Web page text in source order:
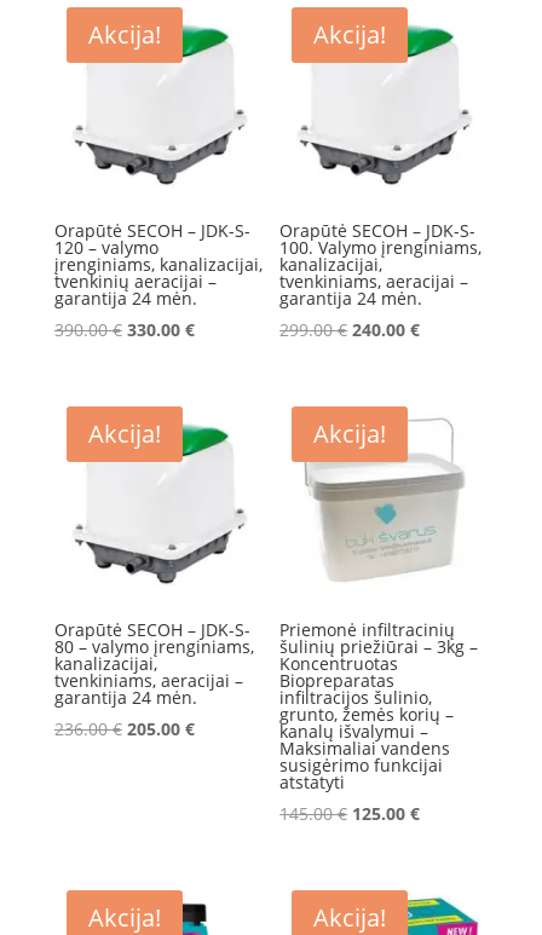
28.00 €.21.99 €.
Akcija!
Orapūtė SECOH – JDK-S-
120 – valymo
įrenginiams, kanalizacijai,
tvenkinių aeracijai –
garantija 24 mėn.
390.00€ Original
390.00 €.
330.00 €Current
Akcija!
Orapūtė SECOH – JDK-S-
100. Valymo įrenginiams,
kanalizacijai,
tvenkiniams, aeracijai –
garantija 24 mėn.
299.00€ Original
299.00 €.
240.00€Current
240.00 €.
Akcija!
Orapūtė SECOH – JDK-S-
80 – valymo įrenginiams,
kanalizacijai,
tvenkiniams, aeracijai –
garantija 24 mėn.
236.00€ Original
205.00 €Current
Akcija!
Priemonė infiltracinių
šulinių priežiūrai – 3kg –
Koncentruotas
Biopreparatas
infiltracijos šulinio,
grunto, žemės korių –
kanalų išvalymui –
Maksimaliai vandens
susigėrimo funkcijai
atstatyti
145.00€ Original
145.00 €.
125.00€Current
125.00 €.
Akcija! Akcija!